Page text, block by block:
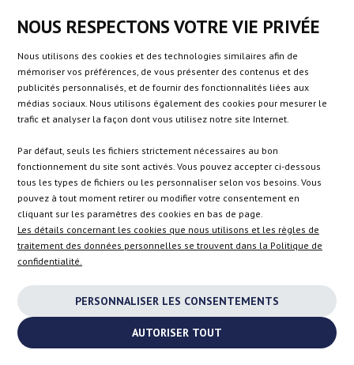
contact. Nos spécialistes sont à votre disposition pour vous
conseiller la meilleure solution !
Turbocompresseurs par marques de voiture
Alfa Romeo
Bentley
BMW
Chevrolet
Citroen / DS Automobiles
Dacia
Dodge
Mazda
Mercedes-Benz
Mini
Mitsubishi
Peugeot
Porsche
Renault
NOUS RESPECTONS VOTRE VIE PRIVÉE
Nous utilisons des cookies et des technologies similaires afin de
mémoriser vos préférences, de vous présenter des contenus et des
publicités personnalisés, et de fournir des fonctionnalités liées aux
médias sociaux. Nous utilisons également des cookies pour mesurer le
trafic et analyser la façon dont vous utilisez notre site Internet.
Par défaut, seuls les fichiers strictement nécessaires au bon
fonctionnement du site sont activés. Vous pouvez accepter ci-dessous
tous les types de fichiers ou les personnaliser selon vos besoins. Vous
pouvez à tout moment retirer ou modifier votre consentement en
cliquant sur les paramètres des cookies en bas de page.
Les détails concernant les cookies que nous utilisons et les règles de
traitement des données personnelles se trouvent dans la Politique de
confidentialité.
PERSONNALISER LES CONSENTEMENTS
AUTORISER TOUT